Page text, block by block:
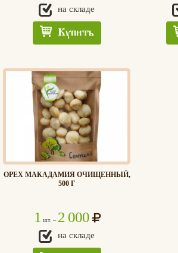
на складе
Купить
ОРЕХ МАКАДАМИЯ ОЧИЩЕННЫЙ,
500 Г
1 шт. – 2 000
на складе